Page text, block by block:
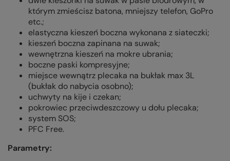
którym zmieścisz batona, mniejszy telefon, GoPro
etc.;
elastyczna kieszeń boczna wykonana z siateczki;
kieszeń boczna zapinana na suwak;
wewnętrzna kieszeń na mokre ubrania;
boczne paski kompresyjne;
miejsce wewnątrz plecaka na bukłak max 3L
(bukłak do nabycia osobno);
uchwyty na kije i czekan;
pokrowiec przeciwdeszczowy u dołu plecaka;
system SOS;
PFC Free.
Parametry: